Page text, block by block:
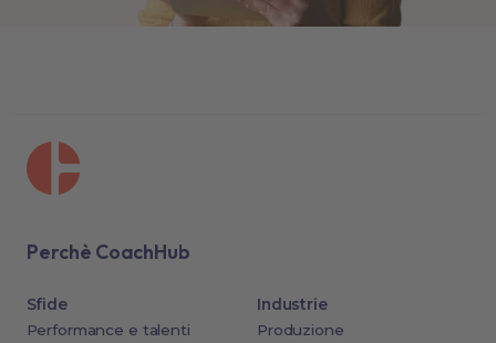
Perchè CoachHub
Sfide
Performance e talenti
Industrie
Produzione